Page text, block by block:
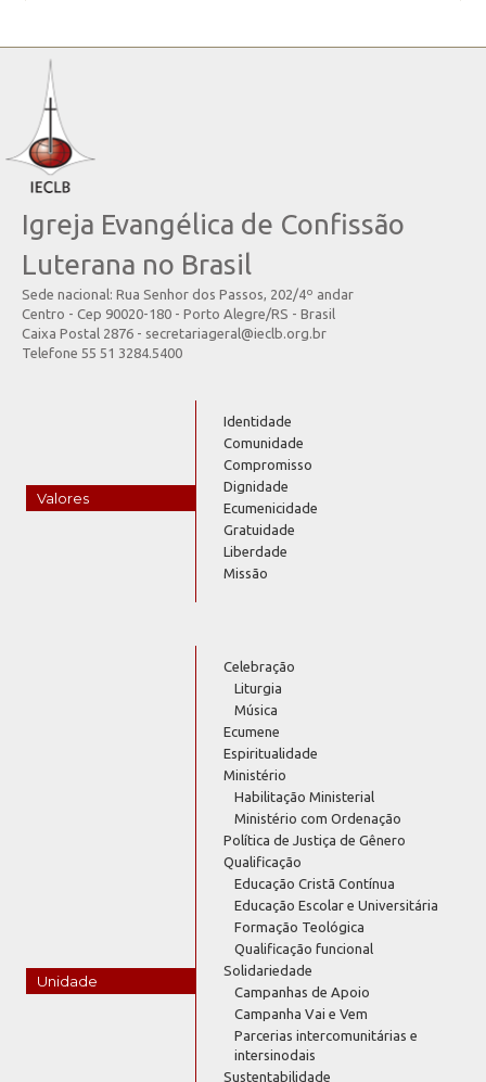
Igreja Evangélica de Confissão
Luterana no Brasil
Sede nacional: Rua Senhor dos Passos, 202/4º andar
Centro - Cep 90020-180 - Porto Alegre/RS - Brasil
Caixa Postal 2876 - secretariageral@ieclb.org.br
Telefone 55 51 3284.5400
Valores
Identidade
Comunidade
Compromisso
Dignidade
Ecumenicidade
Gratuidade
Liberdade
Missão
Unidade
Celebração
Liturgia
Música
Ecumene
Espiritualidade
Ministério
Habilitação Ministerial
Ministério com Ordenação
Política de Justiça de Gênero
Qualificação
Educação Cristã Contínua
Educação Escolar e Universitária
Formação Teológica
Qualificação funcional
Solidariedade
Campanhas de Apoio
Campanha Vai e Vem
Parcerias intercomunitárias e
intersinodais
Sustentabilidade